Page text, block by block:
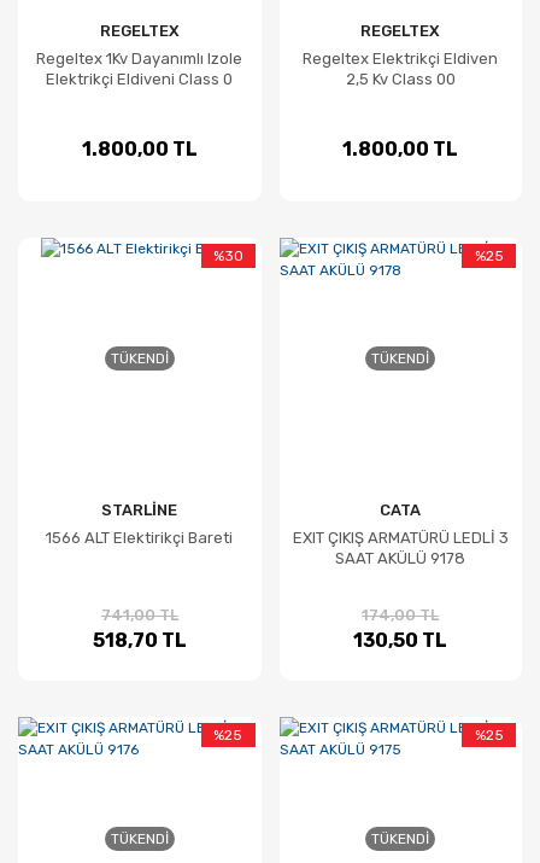
REGELTEX
Regeltex 1Kv Dayanımlı Izole
Elektrikçi Eldiveni Class 0
1.800,00 TL
REGELTEX
Regeltex Elektrikçi Eldiven
2,5 Kv Class 00
1.800,00 TL
%30
TÜKENDI
STARLİNE
1566 ALT Elektirikçi Bareti
741,00 TL
518,70 TL
%25
TÜKENDI
CATA
EXIT ÇIKIŞ ARMATÜRÜ LEDLİ 3
SAAT AKÜLÜ 9178
174,00 TL
130,50 TL
%25
TÜKENDI
%25
TÜKENDI